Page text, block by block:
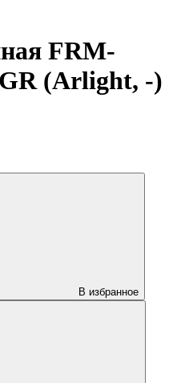
FRM-
(Arlight, -)
В избранное